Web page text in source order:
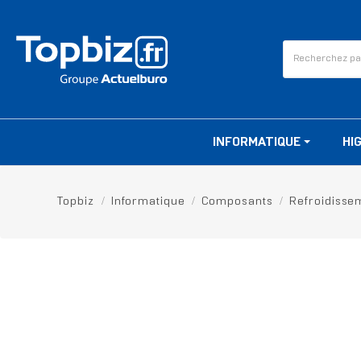
INFORMATIQUE
Topbiz Informatique Composants